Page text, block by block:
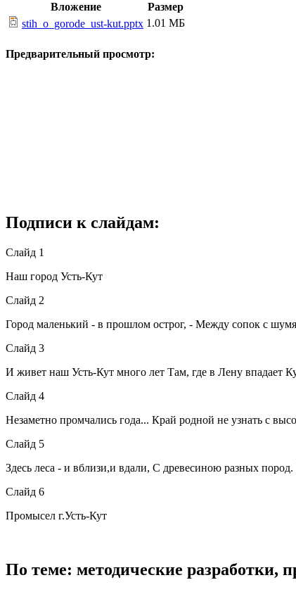
Вложение
Размер
stih_o_gorode_ust-kut.pptx 1.01 МБ
Предварительный просмотр:
Подписи к слайдам:
Слайд 1
Наш город Усть-Кут
Слайд 2
Город маленький - в прошлом острог, - Между сопок с
Слайд 3
И живет наш Усть-Кут много лет Там, где в Лену впадает
Слайд 4
Незаметно промчались года... Край родной не узнать с
Слайд 5
Здесь леса - и вблизи,и вдали, С древесиною разных
Слайд 6
Промысел г.Усть-Кут
По теме: методические разработки,